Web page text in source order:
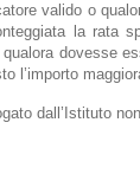
valido o
la rata
dovesse
l’importo
dall’Istituto